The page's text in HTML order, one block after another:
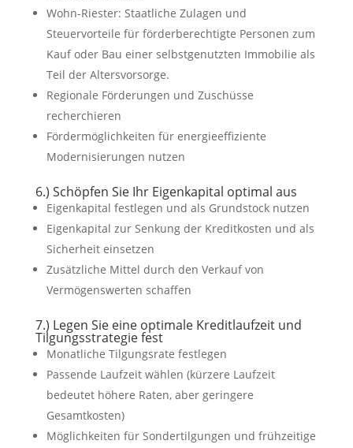
Wohn-Riester: Staatliche Zulagen und
Steuervorteile für förderberechtigte Personen zum
Kauf oder Bau einer selbstgenutzten Immobilie als
Teil der Altersvorsorge.
Regionale Förderungen und Zuschüsse
recherchieren
Fördermöglichkeiten für energieeffiziente
Modernisierungen nutzen
6.) Schöpfen Sie Ihr Eigenkapital optimal aus
Eigenkapital festlegen und als Grundstock nutzen
Eigenkapital zur Senkung der Kreditkosten und als
Sicherheit einsetzen
Zusätzliche Mittel durch den Verkauf von
Vermögenswerten schaffen
7.) Legen Sie eine optimale Kreditlaufzeit und
Tilgungsstrategie fest
Monatliche Tilgungsrate festlegen
Passende Laufzeit wählen (kürzere Laufzeit
bedeutet höhere Raten, aber geringere
Gesamtkosten)
Möglichkeiten für Sondertilgungen und frühzeitige